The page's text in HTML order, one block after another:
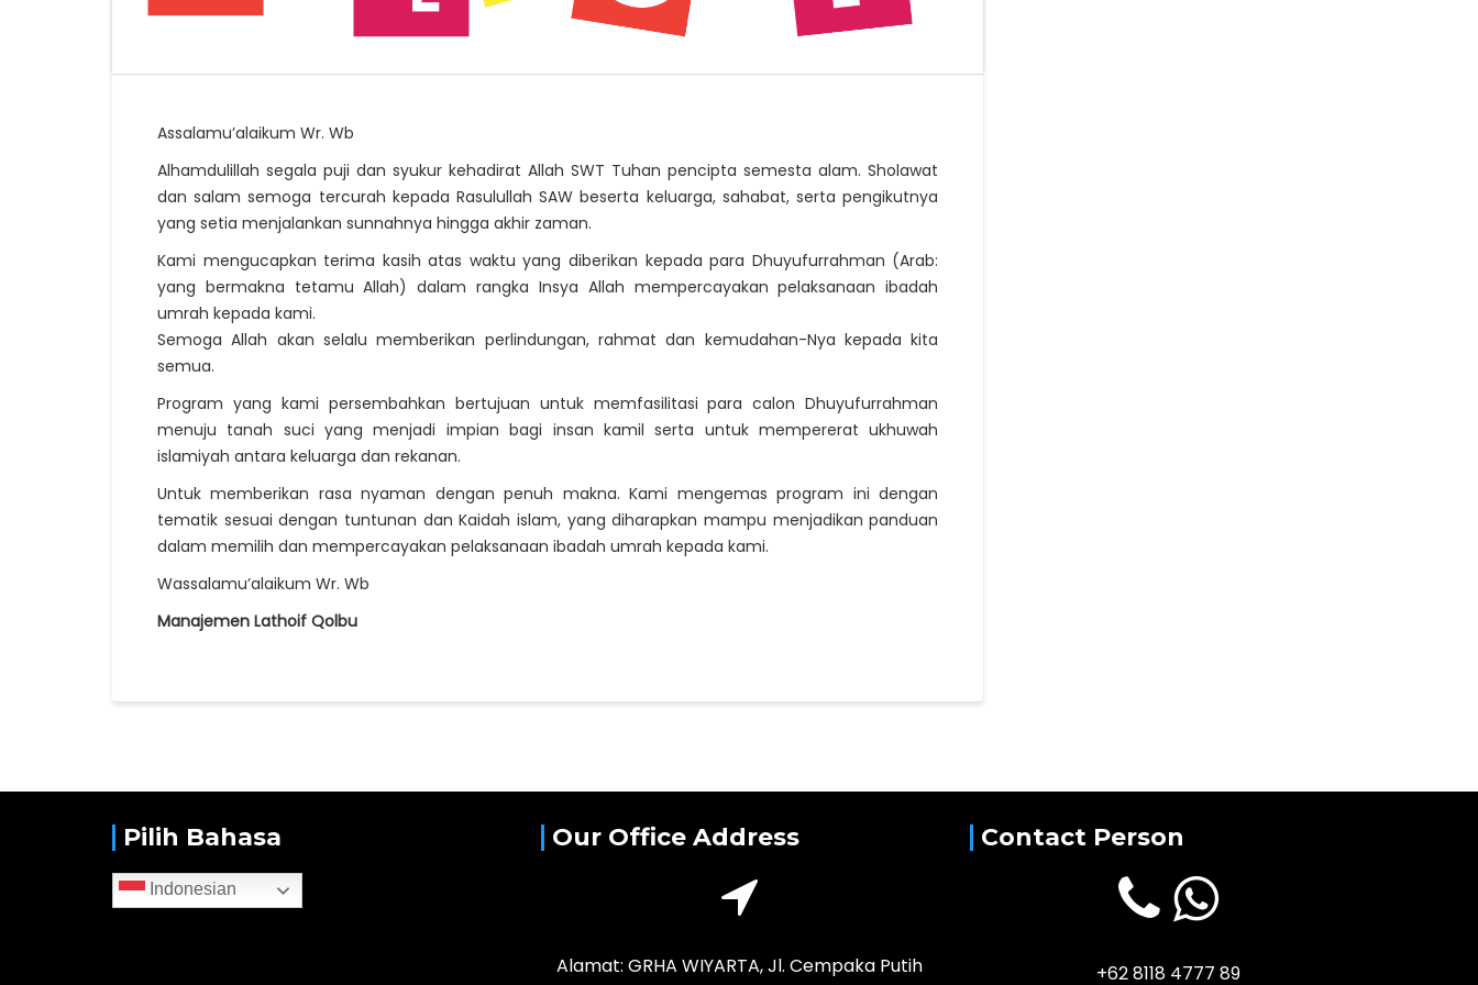
Assalamu’alaikum Wr. Wb
Alhamdulillah segala puji dan syukur kehadirat Allah SWT Tuhan pencipta semesta alam. Sholawat
dan salam semoga tercurah kepada Rasulullah SAW beserta keluarga, sahabat, serta pengikutnya
yang setia menjalankan sunnahnya hingga akhir zaman.
Kami mengucapkan terima kasih atas waktu yang diberikan kepada para Dhuyufurrahman (Arab:
yang bermakna tetamu Allah) dalam rangka Insya Allah mempercayakan pelaksanaan ibadah
umrah kepada kami.
Semoga Allah akan selalu memberikan perlindungan, rahmat dan kemudahan-Nya kepada kita
semua.
Program yang kami persembahkan bertujuan untuk memfasilitasi para calon Dhuyufurrahman
menuju tanah suci yang menjadi impian bagi insan kamil serta untuk mempererat ukhuwah
islamiyah antara keluarga dan rekanan.
Untuk memberikan rasa nyaman dengan penuh makna. Kami mengemas program ini dengan
tematik sesuai dengan tuntunan dan Kaidah islam, yang diharapkan mampu menjadikan panduan
dalam memilih dan mempercayakan pelaksanaan ibadah umrah kepada kami.
Wassalamu’alaikum Wr. Wb
Manajemen Lathoif Qolbu
Pilih Bahasa
Indonesian
Our Office Address
Alamat: GRHA WIYARTA, Jl. Cempaka Putih
Contact Person
+62 8118 4777 89